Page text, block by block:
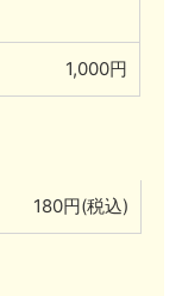
1,000円
180円(税込)